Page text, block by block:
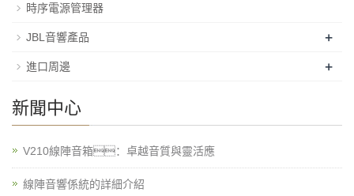
時序電源管理器
JBL音響產品 +
進口周邊 +
新聞中心
V210線陣音箱：卓越音質與靈活應
線陣音響係統的詳細介紹